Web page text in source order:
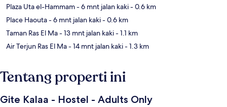
Plaza Uta el-Hammam- 6 mnt jalan kaki- 0.6 km
Place Haouta- 6 mnt jalan kaki- 0.6 km
Taman Ras El Ma- 13 mnt jalan kaki- 1.1 km
Air Terjun Ras El Ma- 14 mnt jalan kaki- 1.3 km
Tentang properti ini
Gite Kalaa - Hostel - Adults Only